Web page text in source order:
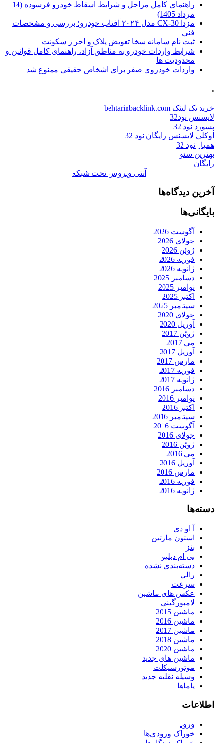
راهنمای کامل مراحل و شرایط اسقاط خودرو فرسوده (14
مرداد 1405)
مزدا CX-30 مدل ۲۰۲۴ آفتاب خودرو؛ بررسی و مشخصات
فنی
ثبت نام سامانه سخا تعویض پلاک و احراز سکونت
شرایط واردات خودرو به مناطق آزاد، راهنمای کامل قوانین و
محدودیت ها
واردات خودروی صفر برای اشخاص حقیقی ممنوع شد
.
خرید بک لینک behtarinbacklink.com
لایسنس نود32
پسورد نود 32
اوکلی لایسنس رایگان نود 32
همیار نود 32
بهترین سئو
رایگان
آنتی ویروس تحت شبکه
آخرین دیدگاه‌ها
بایگانی‌ها
آگوست 2026
جولای 2026
ژوئن 2026
فوریه 2026
ژانویه 2026
دسامبر 2025
نوامبر 2025
اکتبر 2025
سپتامبر 2025
جولای 2020
آوریل 2020
ژوئن 2017
می 2017
آوریل 2017
مارس 2017
فوریه 2017
ژانویه 2017
دسامبر 2016
نوامبر 2016
اکتبر 2016
سپتامبر 2016
آگوست 2016
جولای 2016
ژوئن 2016
می 2016
آوریل 2016
مارس 2016
فوریه 2016
ژانویه 2016
دسته‌ها
آ او دی
استون مارتین
بنز
بی ام دبلیو
دسته‌بندی نشده
رالی
سرعت
عکس های ماشین
لامبورگینی
ماشین 2015
ماشین 2016
ماشین 2017
ماشین 2018
ماشین 2020
ماشین های جدید
موتورسیکلت
وسیله نقلیه جدید
یاماها
اطلاعات
ورود
خوراک ورودی‌ها